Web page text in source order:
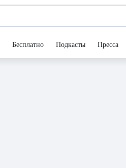
Бесплатно Подкасты Пресса